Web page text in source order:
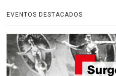
EVENTOS DESTACADOS